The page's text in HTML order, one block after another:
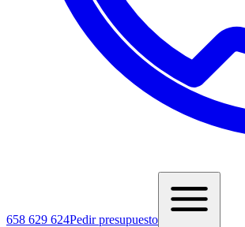
658 629 624Pedir presupuesto